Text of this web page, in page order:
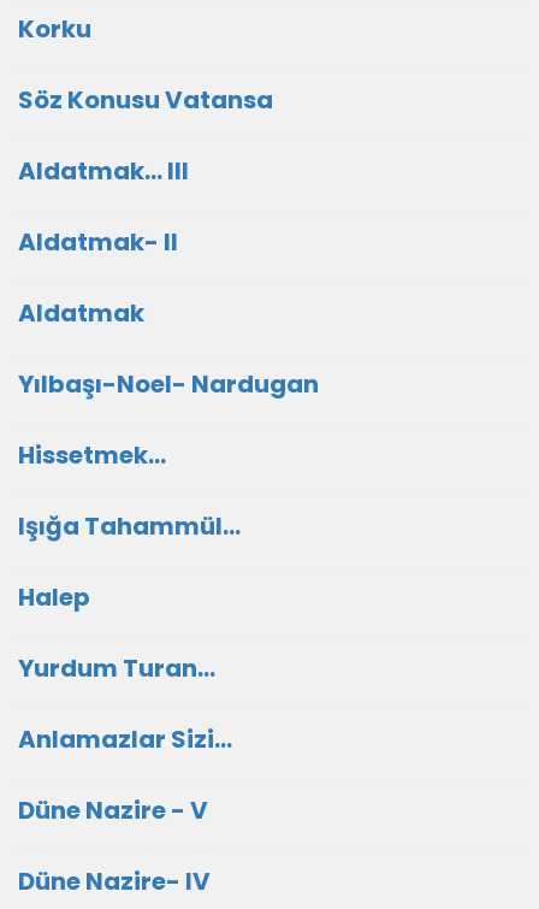
Korku
Söz Konusu Vatansa
Aldatmak... III
Aldatmak- II
Aldatmak
Yılbaşı-Noel- Nardugan
Hissetmek...
Işığa Tahammül...
Halep
Yurdum Turan...
Anlamazlar Sizi...
Düne Nazire - V
Düne Nazire- IV